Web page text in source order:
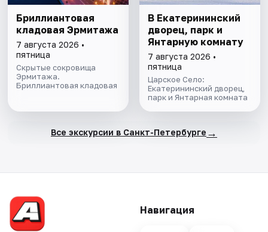
Бриллиантовая
кладовая Эрмитажа
7 августа 2026 •
пятница
Скрытые сокровища
Эрмитажа.
Бриллиантовая кладовая
В Екатерининский
дворец, парк и
Янтарную комнату
7 августа 2026 •
пятница
Царское Село:
Екатерининский дворец,
парк и Янтарная комната
Все экскурсии в Санкт-Петербурге →
Навигация